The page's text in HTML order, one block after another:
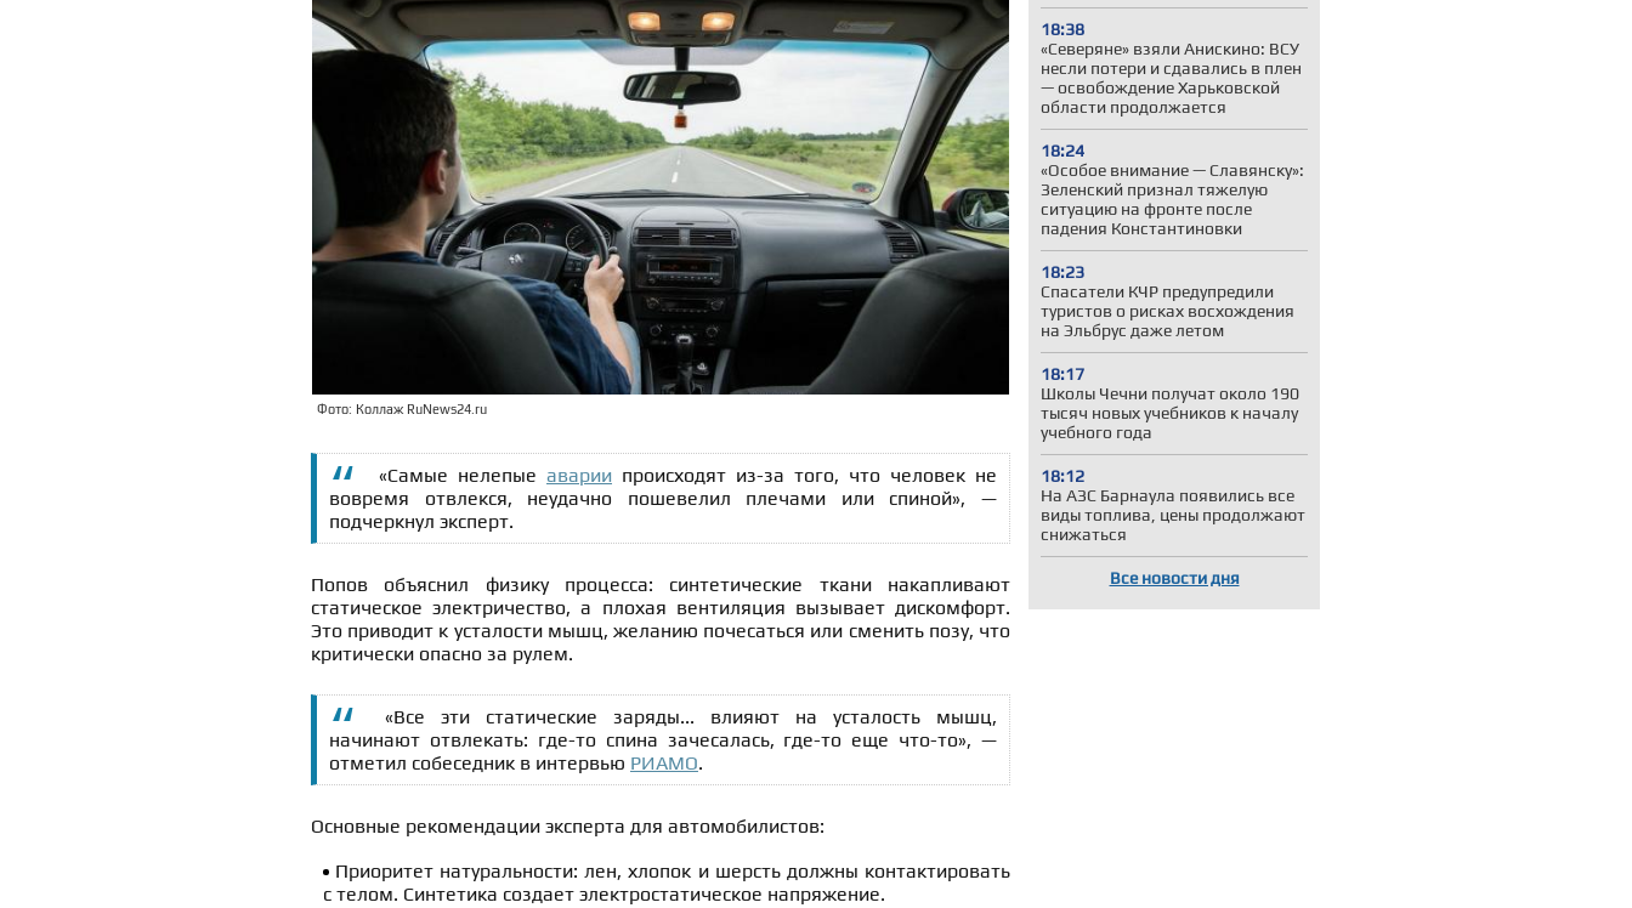
18:38
«Северяне» взяли Анискино: ВСУ
несли потери и сдавались в плен
— освобождение Харьковской
области продолжается
18:24
«Особое внимание — Славянску»:
Зеленский признал тяжелую
ситуацию на фронте после
падения Константиновки
18:23
Спасатели КЧР предупредили
туристов о рисках восхождения
на Эльбрус даже летом
18:17
Школы Чечни получат около 190
тысяч новых учебников к началу
учебного года
18:12
На АЗС Барнаула появились все
виды топлива, цены продолжают
снижаться
Все новости дня
Фото: Коллаж RuNews24.ru
«Самые нелепые аварии происходят из-за того, что человек не
вовремя отвлекся, неудачно пошевелил плечами или спиной», —
подчеркнул эксперт.
Попов объяснил физику процесса: синтетические ткани накапливают
статическое электричество, а плохая вентиляция вызывает дискомфорт.
Это приводит к усталости мышц, желанию почесаться или сменить позу, что
критически опасно за рулем.
«Все эти статические заряды... влияют на усталость мышц,
начинают отвлекать: где-то спина зачесалась, где-то еще что-то», —
отметил собеседник в интервью РИАМО.
Основные рекомендации эксперта для автомобилистов:
Приоритет натуральности: лен, хлопок и шерсть должны контактировать
с телом. Синтетика создает электростатическое напряжение.